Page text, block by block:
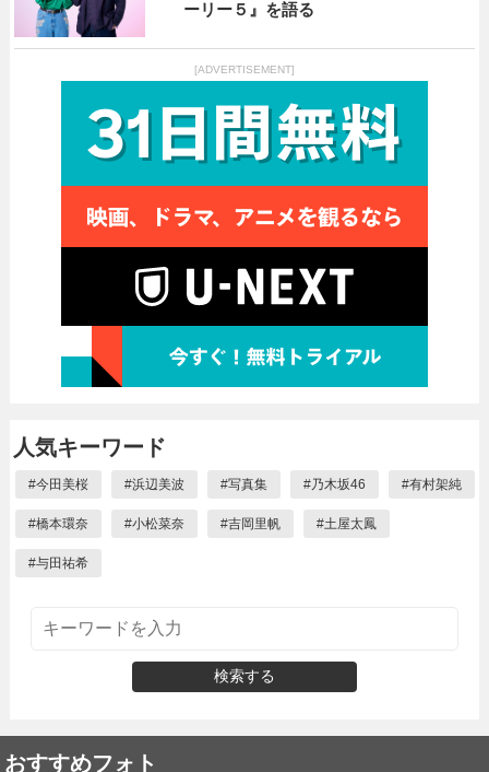
ーリー５』を語る
[ADVERTISEMENT]
人気キーワード
#今田美桜 #浜辺美波 #写真集 #乃木坂46 #有村架純
#橋本環奈 #小松菜奈 #吉岡里帆 #土屋太鳳
#与田祐希
検索する
おすすめフォト